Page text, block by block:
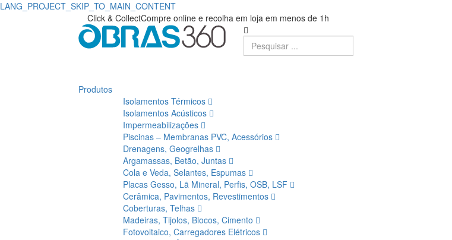
LANG_PROJECT_SKIP_TO_MAIN_CONTENT
Click & CollectCompre online e recolha em loja em menos de 1h
Produtos
Isolamentos Térmicos
Isolamentos Acústicos
Impermeabilizações
Piscinas – Membranas PVC, Acessórios
Drenagens, Geogrelhas
Argamassas, Betão, Juntas
Cola e Veda, Selantes, Espumas
Placas Gesso, Lã Mineral, Perfis, OSB, LSF
Cerâmica, Pavimentos, Revestimentos
Coberturas, Telhas
Madeiras, Tijolos, Blocos, Cimento
Fotovoltaico, Carregadores Elétricos